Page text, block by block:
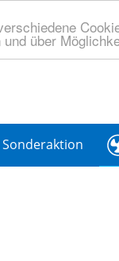
über
Sonderaktion